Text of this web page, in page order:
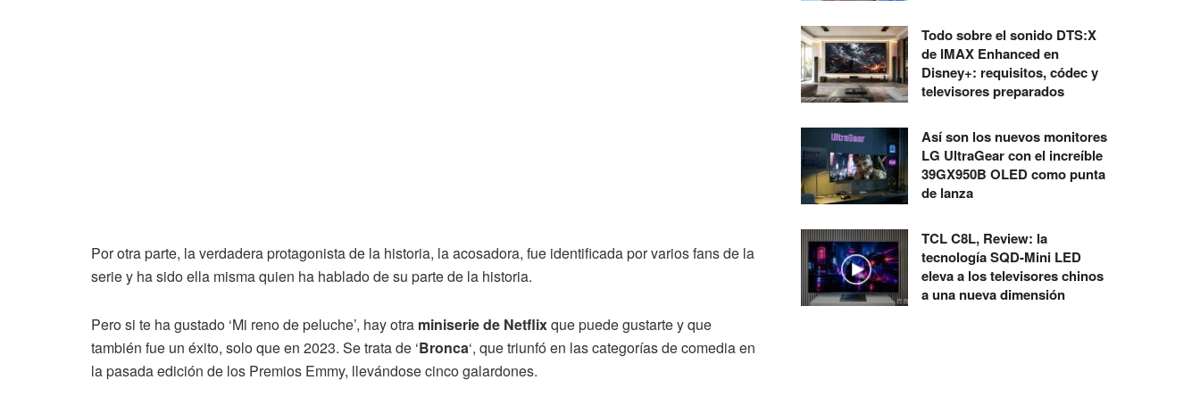
Por otra parte, la verdadera protagonista de la historia, la acosadora, fue identificada por varios fans de la
serie y ha sido ella misma quien ha hablado de su parte de la historia.
Pero si te ha gustado ‘Mi reno de peluche’, hay otra miniserie de Netflixque puede gustarte y que
también fue un éxito, solo que en 2023. Se trata de ‘Bronca‘, que triunfó en las categorías de comedia en
la pasada edición de los Premios Emmy, llevándose cinco galardones.
Todo sobre el sonido DTS:X
de IMAX Enhanced en
Disney+: requisitos, códec y
televisores preparados
Así son los nuevos monitores
LG UltraGear con el increíble
39GX950B OLED como punta
de lanza
TCL C8L, Review: la
tecnología SQD-Mini LED
eleva a los televisores chinos
a una nueva dimensión